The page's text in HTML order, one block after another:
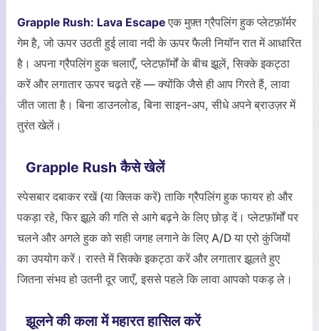
Grapple Rush: Lava Escapeएक मुफ़्त ग्रैपलिंग हुक प्लेटफ़ॉर्मर
गेम है, जो ऊपर उठती हुई लावा नदी के ऊपर फैली नियॉन रात में आधारित
है। अपना ग्रैपलिंग हुक चलाएँ, प्लेटफ़ॉर्मों के बीच झूलें, सिक्के इकट्ठा
करें और लगातार ऊपर चढ़ते रहें — क्योंकि जैसे ही आप गिरते हैं, लावा
जीत जाता है। बिना डाउनलोड, बिना साइन-अप, सीधे अपने ब्राउज़र में
तुरंत खेलें।
Grapple Rush कैसे खेलें
स्पेसबार दबाकर रखें (या क्लिक करें) ताकि ग्रैपलिंग हुक फायर हो और
पकड़ा रहे, फिर झूले की गति से आगे बढ़ने के लिए छोड़ दें। प्लेटफ़ॉर्मों पर
चलने और अगले हुक को सही जगह लगाने के लिए A/D या एरो कुंजियों
का उपयोग करें। रास्ते में सिक्के इकट्ठा करें और लगातार झूलते हुए
जितना संभव हो उतनी दूर जाएँ, इससे पहले कि लावा आपको पकड़ ले।
झूलने की कला में महारत हासिल करें